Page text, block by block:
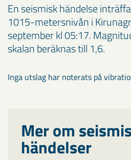
En seismisk händelse
1015-metersnivån i
september kl ​05:17.
skalan beräknas till 1,6.
​Inga utslag har noterats på
Mer om
händelser